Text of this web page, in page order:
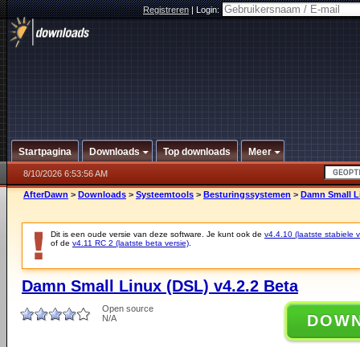
Registreren|Login:
Startpagina Downloads Top downloads Meer
8/10/2026 6:53:56 AM
AfterDawn > Downloads > Systeemtools > Besturingssystemen > Damn Small
Dit is een oude versie van deze software. Je kunt ook de v4.4.10 (laatste stabiele
of de v4.11 RC 2 (laatste beta versie)
Damn Small Linux (DSL) v4.2.2 Beta
Open source
N/A